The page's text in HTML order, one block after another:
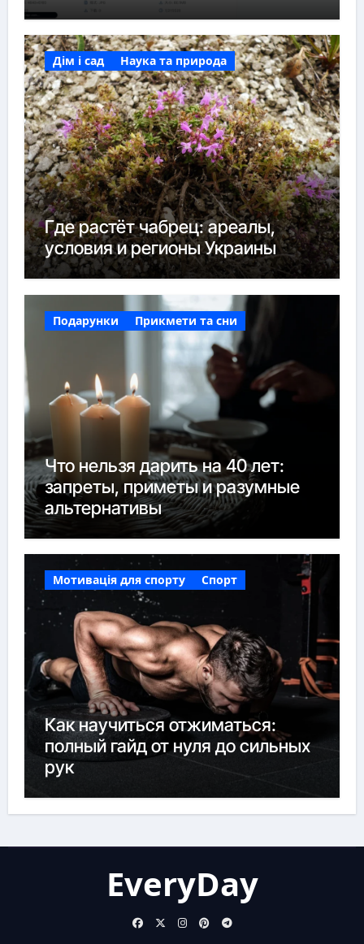
Дім і сад Наука та природа
Где растёт чабрец: ареалы,
условия и регионы Украины
Подарунки Прикмети та сни
Что нельзя дарить на 40 лет:
запреты, приметы и разумные
альтернативы
Мотивація для спорту Спорт
Как научиться отжиматься:
полный гайд от нуля до сильных
рук
EveryDay